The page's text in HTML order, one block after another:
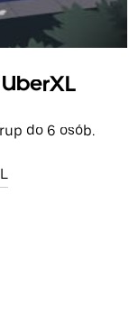
do 6 osób.